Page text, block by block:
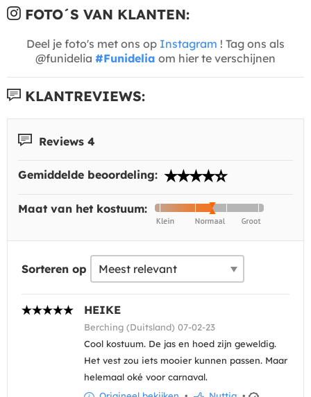
FOTO´S VAN KLANTEN:
Deel je foto's met ons op Instagram ! Tag ons als
@funidelia #Funidelia om hier te verschijnen
KLANTREVIEWS:
Reviews 4
Gemiddelde beoordeling:
Maat van het kostuum:
Sorteren op
HEIKE
Berching (Duitsland) 07-02-23
Cool kostuum. De jas en hoed zijn geweldig.
Het vest zou iets mooier kunnen passen. Maar
helemaal oké voor carnaval.